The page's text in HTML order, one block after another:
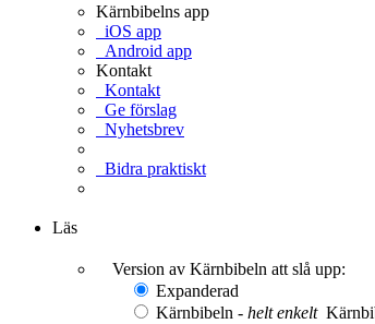
Kärnbibelns app
iOS app
Android app
Kontakt
Kontakt
Ge förslag
Nyhetsbrev
Bidra praktiskt
Läs
Version av Kärnbibeln att slå upp:
Expanderad
Kärnbibeln - helt enkelt